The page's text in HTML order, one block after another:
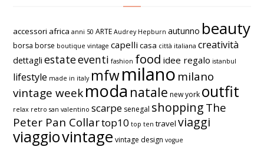
accessori africa anni 50 ARTE Audrey Hepburn autunno beauty
borsa borse boutique vintage capelli casa città italiana creatività
dettagli estateeventi fashion food idee regalo istanbul
lifestyle made in italy mfwmilano milano
vintage weekmoda natale new york outfit
relax retro san valentino scarpe senegal shoppingThe
Peter Pan Collartop10 top ten travel viaggi
viaggiovintage vintage design vogue